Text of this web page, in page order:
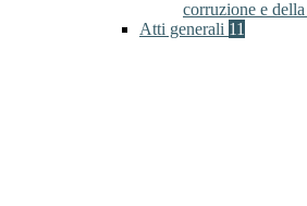
corruzione e
Atti generali 11